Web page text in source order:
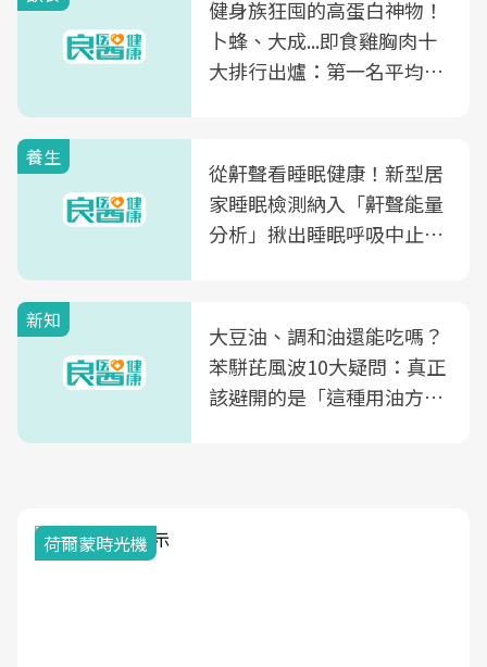
健身族狂囤的高蛋白神物！
卜蜂、大成...即食雞胸肉十
大排行出爐：第一名平均一
養生
從鼾聲看睡眠健康！新型居
家睡眠檢測納入「鼾聲能量
分析」揪出睡眠呼吸中止症
新知
大豆油、調和油還能吃嗎？
苯駢芘風波10大疑問：真正
該避開的是「這種用油方
荷爾蒙時光機